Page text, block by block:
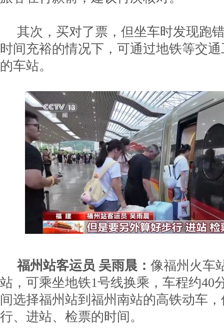
其次，买对了票，但坐车时发现跑
时间充裕的情况下，可通过地铁等交
的车站。
福州站客运员 吴雨晨： 像福州火车
站，可乘坐地铁1号线换乘，车程约40
间选择福州站到福州南站的高铁动车
行、进站、检票的时间。